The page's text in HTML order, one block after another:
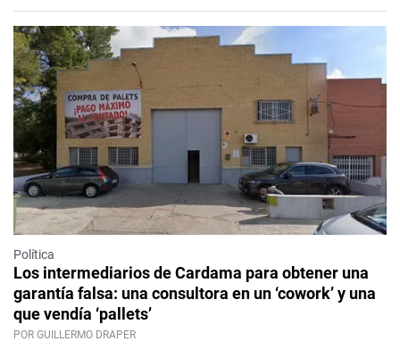
Política
Los intermediarios de Cardama para obtener una
garantía falsa: una consultora en un ‘cowork’ y una
que vendía ‘pallets’
POR GUILLERMO DRAPER